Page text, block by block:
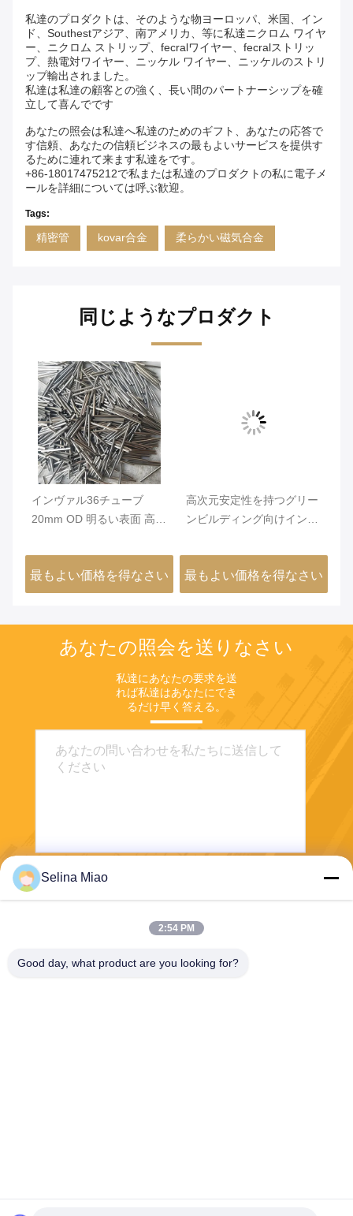
私達のプロダクトは、そのような物ヨーロッパ、米国、イン
ド、Southestアジア、南アメリカ、等に私達ニクロム ワイヤ
ー、ニクロム ストリップ、fecralワイヤー、fecralストリッ
プ、熱電対ワイヤー、ニッケル ワイヤー、ニッケルのストリ
ップ輸出されました。
私達は私達の顧客との強く、長い間のパートナーシップを確
立して喜んでです
あなたの照会は私達へ私達のためのギフト、あなたの応答で
す信頼、あなたの信頼ビジネスの最もよいサービスを提供す
るために連れて来ます私達をです。
+86-18017475212で私または私達のプロダクトの私に電子メ
ールを詳細については呼ぶ歓迎。
Tags:
精密管 kovar合金 柔らかい磁気合金
同じようなプロダクト
インヴァル36チューブ
20mm OD 明るい表面 高次
管
最もよい価格を得なさい
高次元安定性を持つグリー
ンビルディング向けインバ
ブ（最小外径0.2mm、光沢
面）
最もよい価格を得なさい
あなたの照会を送りなさい
私達にあなたの要求を送
れば私達はあなたにでき
るだけ早く答える。
Selina Miao
2:54 PM
Good day, what product are you looking for?